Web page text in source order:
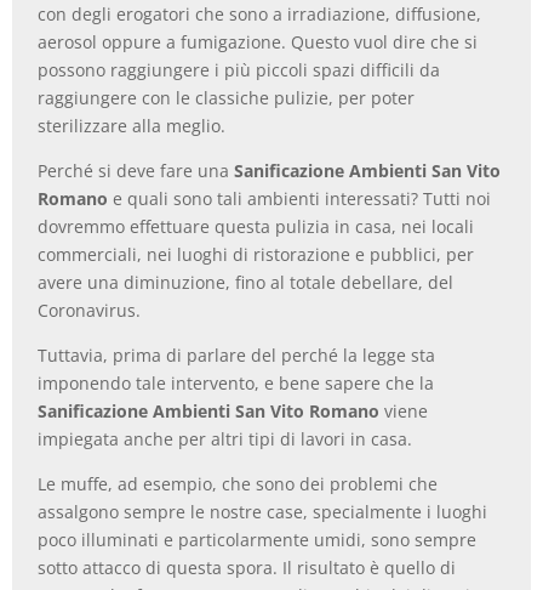
con degli erogatori che sono a irradiazione, diffusione,
aerosol oppure a fumigazione. Questo vuol dire che si
possono raggiungere i più piccoli spazi difficili da
raggiungere con le classiche pulizie, per poter
sterilizzare alla meglio.
Perché si deve fare unaSanificazione Ambienti San Vito
Romano e quali sono tali ambienti interessati? Tutti noi
dovremmo effettuare questa pulizia in casa, nei locali
commerciali, nei luoghi di ristorazione e pubblici, per
avere una diminuzione, fino al totale debellare, del
Coronavirus.
Tuttavia, prima di parlare del perché la legge sta
imponendo tale intervento, e bene sapere che la
Sanificazione Ambienti San Vito Romano viene
impiegata anche per altri tipi di lavori in casa.
Le muffe, ad esempio, che sono dei problemi che
assalgono sempre le nostre case, specialmente i luoghi
poco illuminati e particolarmente umidi, sono sempre
sotto attacco di questa spora. Il risultato è quello di